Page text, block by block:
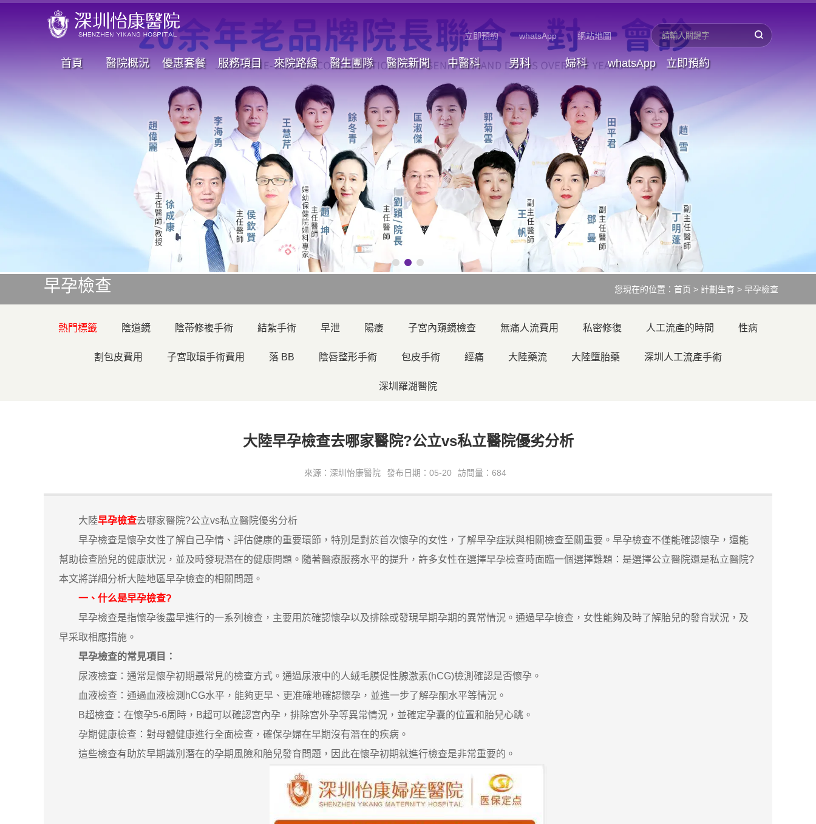
立即預約 whatsApp 網站地圖
首頁 醫院概況 優惠套餐 服務項目 來院路線 醫生團隊 醫院新聞 中醫科 男科 婦科 whatsApp 立即預約
早孕檢查 您現在的位置： 首页 > 計劃生育 > 早孕檢查
熱門標籤 陰道鏡 陰蒂修複手術 結紮手術 早泄 陽痿 子宮內窺鏡檢查 無痛人流費用 私密修復 人工流產的時間 性病
割包皮費用 子宮取環手術費用 落 BB 陰唇整形手術 包皮手術 經痛 大陸藥流 大陸墮胎藥 深圳人工流產手術
深圳羅湖醫院
大陸早孕檢查去哪家醫院?公立vs私立醫院優劣分析
來源：深圳怡康醫院 發布日期：05-20 訪問量：684
大陸早孕檢查去哪家醫院?公立vs私立醫院優劣分析
早孕檢查是懷孕女性了解自己孕情、評估健康的重要環節，特別是對於首次懷孕的女性，了解早孕症狀與相關檢查至關重要。早孕檢查不僅能確認懷孕，還能
幫助檢查胎兒的健康狀況，並及時發現潛在的健康問題。隨著醫療服務水平的提升，許多女性在選擇早孕檢查時面臨一個選擇難題：是選擇公立醫院還是私立醫院?
本文將詳細分析大陸地區早孕檢查的相關問題。
一、什么是早孕檢查?
早孕檢查是指懷孕後盡早進行的一系列檢查，主要用於確認懷孕以及排除或發現早期孕期的異常情況。通過早孕檢查，女性能夠及時了解胎兒的發育狀況，及
早采取相應措施。
早孕檢查的常見項目：
尿液檢查：通常是懷孕初期最常見的檢查方式。通過尿液中的人絨毛膜促性腺激素(hCG)檢測確認是否懷孕。
血液檢查：通過血液檢測hCG水平，能夠更早、更准確地確認懷孕，並進一步了解孕酮水平等情況。
B超檢查：在懷孕5-6周時，B超可以確認宮內孕，排除宮外孕等異常情況，並確定孕囊的位置和胎兒心跳。
孕期健康檢查：對母體健康進行全面檢查，確保孕婦在早期沒有潛在的疾病。
這些檢查有助於早期識別潛在的孕期風險和胎兒發育問題，因此在懷孕初期就進行檢查是非常重要的。